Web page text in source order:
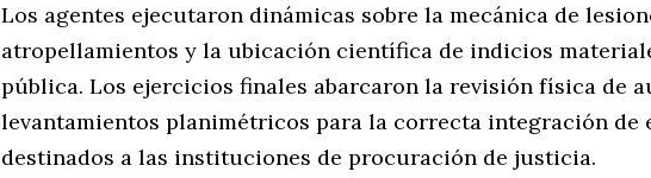
Los agentes ejecutaron dinámicas sobre la mecánica de
atropellamientos y la ubicación científica de indicios
pública. Los ejercicios finales abarcaron la revisión física de
levantamientos planimétricos para la correcta integración de
destinados a las instituciones de procuración de justicia.